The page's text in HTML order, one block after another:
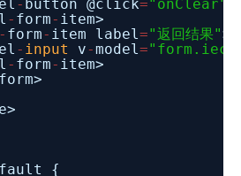
- button @click="onClear"
- form- item>
- form- item label="返回结果">
- input v-model=
- form- item>
form>
{